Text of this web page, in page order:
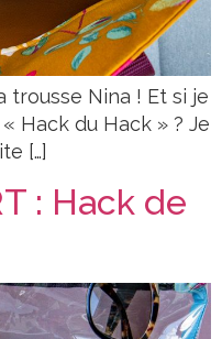
trousse Nina ! Et si je
Hack du Hack » ? Je
[…]
: Hack de